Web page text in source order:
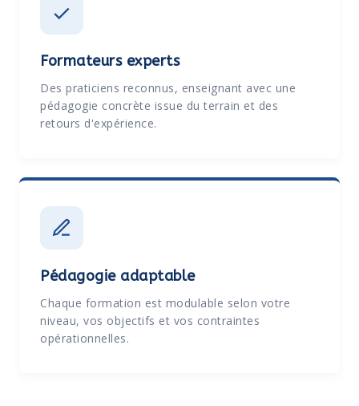
Formateurs experts
Des praticiens reconnus, enseignant avec une
pédagogie concrète issue du terrain et des
retours d'expérience.
Pédagogie adaptable
Chaque formation est modulable selon votre
niveau, vos objectifs et vos contraintes
opérationnelles.